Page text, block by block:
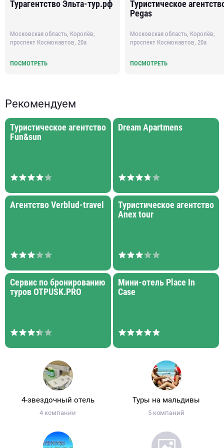
Турагентство Эльта-тур.рф
Московская область, Королёв,
проспект Космонавтов, 20а
ПОСМОТРЕТЬ
Туристическое
Pegas
Московская область, Королёв,
проспект Космонавтов, 20а
ПОСМОТРЕТЬ
Рекомендуем
Туристическое агентство
Fun&sun
Dream Apartmens
Агентство Verblud-travel
Туристическое агентство
Anex tour
Сервис по бронированию
туров OTPUSK.PRO
Мини-отель Place In
Case
4-звездочный отель
4 компании
Туры на мальдивы
5 компаний